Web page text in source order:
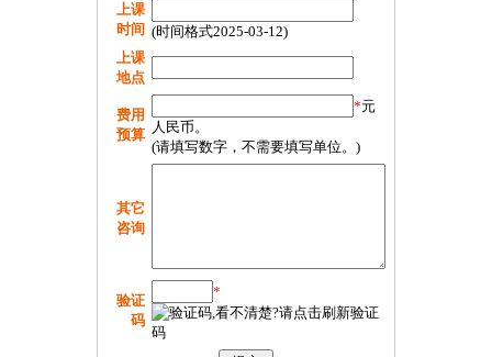
上课
时间 (时间格式2025-03-12)
上课
地点
费用
预算
*元
人民币。
(请填写数字，不需要填写单位。)
其它
咨询
验证
码
*